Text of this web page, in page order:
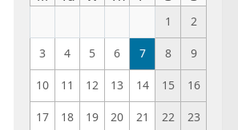
1
2
3 4 5 6 7 8 9
10 11 12 13 14 15 16
17 18 19 20 21 22 23